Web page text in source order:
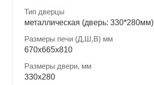
Тип дверцы
металлическая (дверь: 330*280мм)
Размеры печи (Д,Ш,В) мм
670x665x810
Размеры двери, мм
330x280